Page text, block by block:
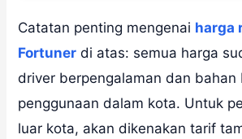
Catatan penting mengenai harga
Fortuner di atas: semua harga
driver berpengalaman dan bahan
penggunaan dalam kota. Untuk
luar kota, akan dikenakan tarif